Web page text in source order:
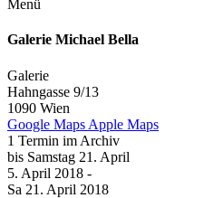
Menü
Galerie Michael Bella
Galerie
Hahngasse 9/13
1090 Wien
Google Maps Apple Maps
1 Termin im Archiv
bis Samstag 21. April
5. April 2018 -
Sa 21. April 2018